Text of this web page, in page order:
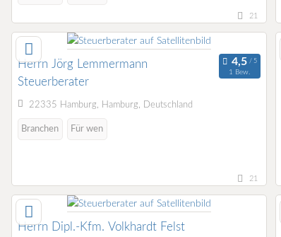
21
Herrn Jörg Lemmermann
Steuerberater
1 Bew.
22335 Hamburg, Hamburg, Deutschland
Branchen Für wen
21
Herrn Dipl.-Kfm. Volkhardt Felst